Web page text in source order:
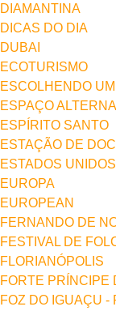
DIAMANTINA
DICAS DO DIA
DUBAI
ECOTURISMO
ESCOLHENDO
ESPAÇO
ESPÍRITO SANTO
ESTAÇÃO DE
ESTADOS UNIDOS
EUROPA
EUROPEAN
FERNANDO DE
FESTIVAL DE
FLORIANÓPOLIS
FORTE PRÍNCIPE
FOZ DO IGUAÇU -